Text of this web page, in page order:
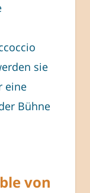
sie
eine
Bühne
von